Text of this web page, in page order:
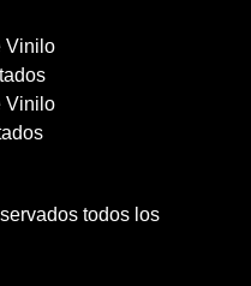
Vinilo
Vinilo
todos los